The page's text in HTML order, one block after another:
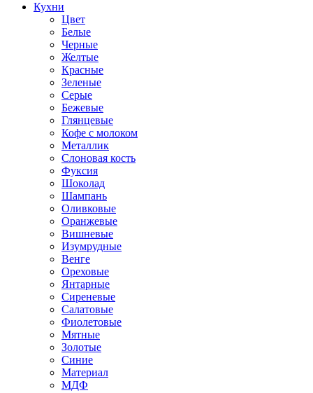
Кухни
Цвет
Белые
Черные
Желтые
Красные
Зеленые
Серые
Бежевые
Глянцевые
Кофе с молоком
Металлик
Слоновая кость
Фуксия
Шоколад
Шампань
Оливковые
Оранжевые
Вишневые
Изумрудные
Венге
Ореховые
Янтарные
Сиреневые
Салатовые
Фиолетовые
Мятные
Золотые
Синие
Материал
МДФ